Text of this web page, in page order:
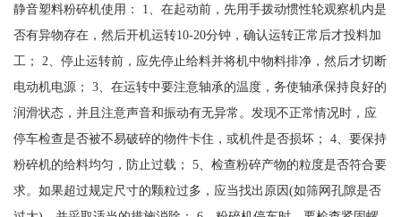
静音塑料粉碎机使用： 1、在起动前，先用手拨动惯性轮观察机内是
否有异物存在，然后开机运转10-20分钟，确认运转正常后才投料加
工； 2、停止运转前，应先停止给料并将机中物料排净，然后才切断
电动机电源； 3、在运转中要注意轴承的温度，务使轴承保持良好的
润滑状态，并且注意声音和振动有无异常。发现不正常情况时，应
停车检查是否被不易破碎的物件卡住，或机件是否损坏； 4、要保持
粉碎机的给料均匀，防止过载； 5、检查粉碎产物的粒度是否符合要
求。如果超过规定尺寸的颗粒过多，应当找出原因(如筛网孔隙是否